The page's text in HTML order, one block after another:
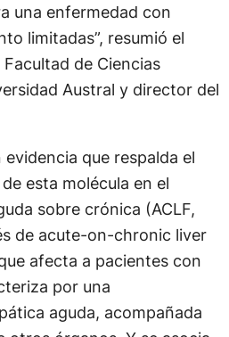
una enfermedad con
limitadas”, resumió el
de Ciencias
Austral y director del
que respalda el
esta molécula en el
sobre crónica (ACLF,
de acute-on-chronic liver
afecta a pacientes con
por una
aguda, acompañada